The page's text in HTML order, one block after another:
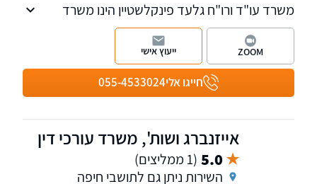
משרד עו"ד ורו"ח גלעד פינקלשטיין הינו משרד
בוטיק המלווה עסקים בכל היבטי המשפט המסחרי.
הכשרתו של עו"ד פינקלשטיין מחברת בין משפט
לפיננסים, תוך שילוב אסטרטגיות חשבונאיות
והערכות שווי בייעוץ המשפטי. בפגישת ייעוץ קצרה
תוכלו להתרשם.
חייגו אלי055-4533024
ZOOM ייעוץ אישי
אייזנברג ושות', משרד עורכי דין
5.0 (1 ממליצים)
השירות ניתן גם לתושבי חיפה